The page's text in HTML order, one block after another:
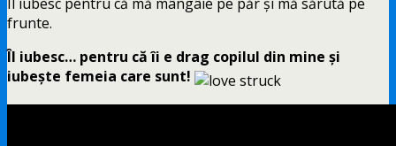
frunte.
Îl iubesc… pentru că îi e drag copilul din mine şi
iubeşte femeia care sunt!